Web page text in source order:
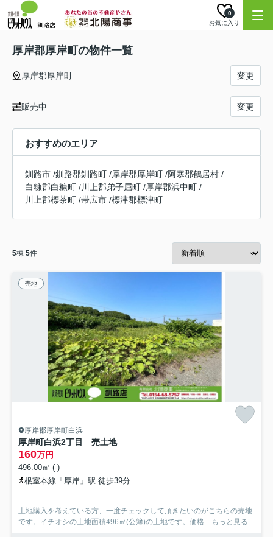
お気に入り
0
厚岸郡厚岸町の物件一覧
厚岸郡厚岸町 変更
販売中 変更
おすすめのエリア
釧路市 /釧路郡釧路町 /厚岸郡厚岸町 /阿寒郡鶴居村 /
白糠郡白糠町 /川上郡弟子屈町 /厚岸郡浜中町 /
川上郡標茶町 /帯広市 /標津郡標津町
5棟 5件
売地
厚岸郡厚岸町白浜
厚岸町白浜2丁目 売土地
160万円
496.00㎡ (-)
根室本線「厚岸」駅 徒歩39分
土地購入を考えている方、一度チェックして頂きたいのがこちらの売地
です。イチオシの土地面積496㎡(公簿)の土地です。価格... もっと見る